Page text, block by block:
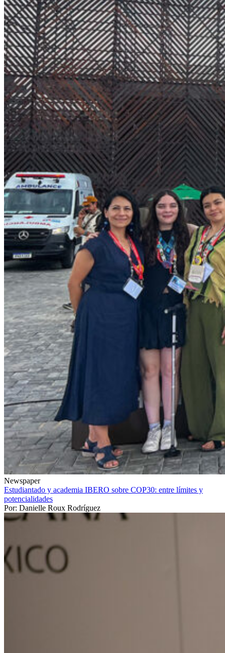
Newspaper
Estudiantado y academia IBERO sobre COP30: entre límites y
potencialidades
Por: Danielle Roux Rodríguez